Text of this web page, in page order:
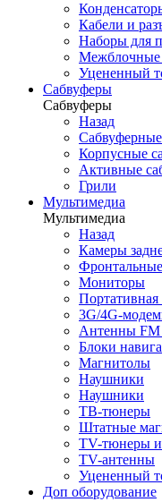
Кабели и
Наборы для
Межблочные
Уцененный
Сабвуферы
Сабвуферы
Назад
Корпусные
Активные
Грили
Мультимедиа
Мультимедиа
Назад
Камеры
Мониторы
Портативная
3G/4G-
Антенны FM
Блоки
Магнитолы
Наушники
Наушники
ТВ-тюнеры
Штатные
TV-тюнеры и
TV-антенны
Уцененный
Доп оборудование